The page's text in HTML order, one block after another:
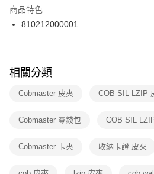
２．訂單成立數日內，您將收到繳費通知簡訊
３．收到繳費通知簡訊後14天內，點擊此簡
ATM／網路銀行／等多元方式進行付款，方
※ 交易是否成功請以「AFTEE先享後付 」之
是否繳費成功／繳費後需取消欲退款等相關
客戶支援中心」https://
１．透過由恩沛科技股份有限公司提供之「
權轉讓予恩沛科技股份有限公司。
付款後門市自取
每筆NT$100，滿NT$1,500(含以上)免
商品特色
810212000001
相關分類
Cobmaster 皮夾 COB SIL LZIP
Cobmaster 零錢包 COB SIL
Cobmaster 卡夾 收納卡證 皮夾